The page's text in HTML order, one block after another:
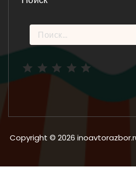
Найти:
Copyright © 2026